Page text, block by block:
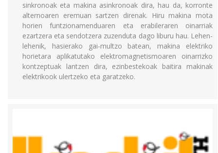
sinkronoak eta makina asinkronoak dira, hau da, korronte
alternoaren eremuan sartzen direnak. Hiru makina mota
horien funtzionamenduaren eta erabileraren oinarriak
ezartzera eta sendotzera zuzenduta dago liburu hau. Lehen-
lehenik, hasierako gai-multzo batean, makina elektriko
horietara aplikatutako elektromagnetismoaren oinarrizko
kontzeptuak lantzen dira, ezinbestekoak baitira makinak
elektrikook ulertzeko eta garatzeko.